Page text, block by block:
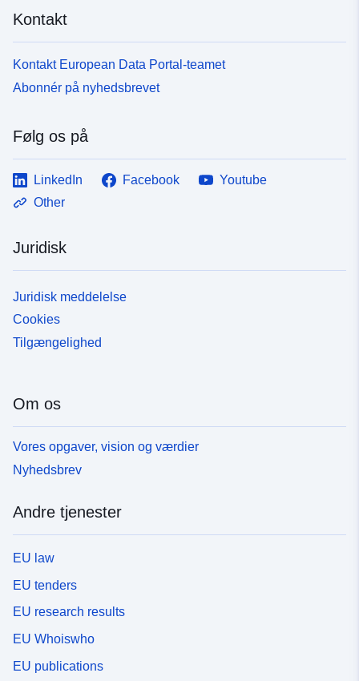
Kontakt
Kontakt European Data Portal-teamet
Abonnér på nyhedsbrevet
Følg os på
LinkedIn Facebook
Youtube
Other
Juridisk
Juridisk meddelelse
Cookies
Tilgængelighed
Om os
Vores opgaver, vision og værdier
Nyhedsbrev
Andre tjenester
EU law
EU tenders
EU research results
EU Whoiswho
EU publications